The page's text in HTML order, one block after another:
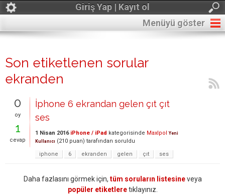
Giriş Yap | Kayıt ol
Menüyü göster
Son etiketlenen sorular
ekranden
0
oy
1
cevap
İphone 6 ekrandan gelen çıt çıt
ses
1 Nisan 2016 iPhone / iPad kategorisinde Maxlpol Yeni
Kullanıcı (210 puan) tarafından soruldu
iphone
6 ekranden gelen çıt ses
Daha fazlasını görmek için, tüm soruların listesineveya
popüler etiketleretıklayınız.